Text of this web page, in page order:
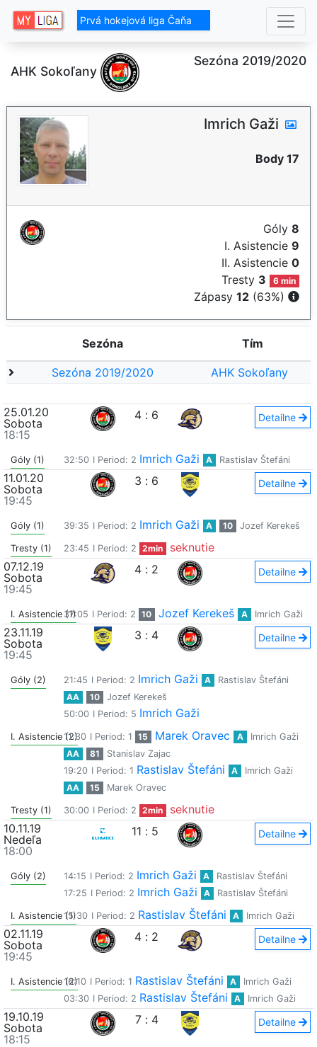
Prvá hokejová liga Čaňa
AHK Sokoľany
Sezóna 2019/2020
Imrich Gaži
Body 17
Góly 8
I. Asistencie 9
II. Asistencie 0
Tresty 3 6 min
Zápasy 12 (63%)
Sezóna Tím
Sezóna 2019/2020 AHK Sokoľany
25.01.20
Sobota
18:15
4 : 6 Detailne
Góly (1) 32:50 I Period: 2 Imrich Gaži A Rastislav Štefáni
11.01.20
Sobota
19:45
3 : 6 Detailne
Góly (1) 39:35 I Period: 2 Imrich Gaži A 10 Jozef Kerekeš
Tresty (1) 23:45 I Period: 2 2min
seknutie
07.12.19
Sobota
19:45
4 : 2 Detailne
I. Asistencie (1)37:05 I Period: 2 10 Jozef Kerekeš A Imrich Gaži
23.11.19
Sobota
19:45
3 : 4 Detailne
Góly (2) 21:45 I Period: 2 Imrich Gaži A
Rastislav Štefáni
AA
10
Jozef Kerekeš
50:00 I Period: 5 Imrich Gaži
I. Asistencie (2)
11:30 I Period: 1 15 Marek Oravec A
Imrich Gaži
AA
81
Stanislav Zajac
19:20 I Period: 1 Rastislav Štefáni A
Imrich Gaži
AA
15 Marek Oravec
Tresty (1) 30:00 I Period: 2 2min
seknutie
10.11.19
Nedeľa
18:00
11 : 5 Detailne
Góly (2) 14:15 I Period: 2 Imrich Gaži A
Rastislav Štefáni
17:25 I Period: 2 Imrich Gaži A Rastislav Štefáni
I. Asistencie (1)15:30 I Period: 2 Rastislav Štefáni A Imrich Gaži
02.11.19
Sobota
19:45
4 : 2 Detailne
I. Asistencie (2)
16:10 I Period: 1 Rastislav Štefáni A
Imrich Gaži
03:30 I Period: 2 Rastislav Štefáni A Imrich Gaži
19.10.19
Sobota
18:15
7 : 4 Detailne